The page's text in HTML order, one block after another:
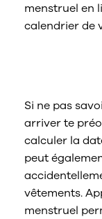
menstruel en
calendrier de
Si ne pas
arriver te
calculer la
peut
vêtements.
menstruel